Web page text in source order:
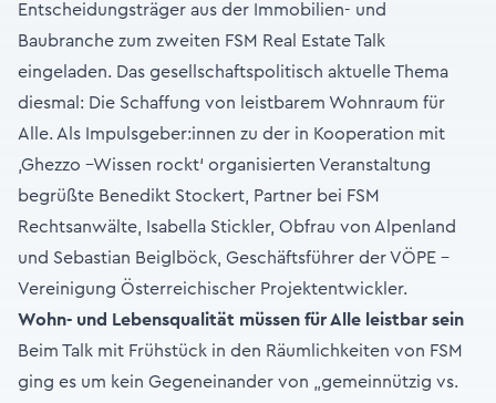
Entscheidungsträger aus der Immobilien- und
Baubranche zum zweiten FSM Real Estate Talk
eingeladen. Das gesellschaftspolitisch aktuelle Thema
diesmal: Die Schaffung von leistbarem Wohnraum für
Alle. Als Impulsgeber:innen zu der in Kooperation mit
‚Ghezzo –Wissen rockt‘ organisierten Veranstaltung
begrüßte Benedikt Stockert, Partner bei FSM
Rechtsanwälte, Isabella Stickler, Obfrau von Alpenland
und Sebastian Beiglböck, Geschäftsführer der VÖPE –
Vereinigung Österreichischer Projektentwickler.
Wohn- und Lebensqualität müssen für Alle leistbar sein
Beim Talk mit Frühstück in den Räumlichkeiten von FSM
ging es um kein Gegeneinander von „gemeinnützig vs.